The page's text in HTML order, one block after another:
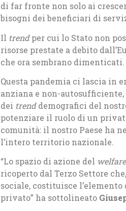
di far fronte non solo ai
bisogni dei beneficiari di
Il trendper cui lo Stato non
risorse prestate a debito
che ora sembrano dimenticati.
Questa pandemia ci lascia in
anziana e non-
dei trenddemografici del
potenziare il ruolo di un
comunità: il nostro Paese ha
l’intero territorio nazionale.
“Lo spazio di azione del welfare
ricoperto dal Terzo Settore
sociale, costituisce
privato” ha sottolineato